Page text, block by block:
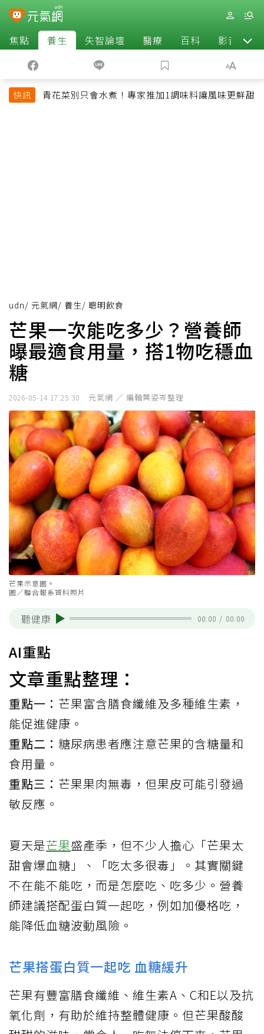
焦點 養生 失智論壇 醫療 百科 影音
快訊 青花菜別只會水煮！專家推加1調味料讓風味更鮮甜
udn/ 元氣網/ 養生/ 聰明飲食
芒果一次能吃多少？營養師
曝最適食用量，搭1物吃穩血
糖
2026-05-14 17:25:30 元氣網 ／ 編輯葉姿岑整理
芒果示意圖。
圖／聯合報系資料照片
聽健康 00:00 / 00:00
AI重點
文章重點整理：
重點一： 芒果富含膳食纖維及多種維生素，
能促進健康。
重點二： 糖尿病患者應注意芒果的含糖量和
食用量。
重點三： 芒果果肉無毒，但果皮可能引發過
敏反應。
夏天是芒果盛產季，但不少人擔心「芒果太
甜會爆血糖」、「吃太多很毒」。其實關鍵
不在能不能吃，而是怎麼吃、吃多少。營養
師建議搭配蛋白質一起吃，例如加優格吃，
能降低血糖波動風險。
芒果搭蛋白質一起吃 血糖緩升
芒果有豐富膳食纖維、維生素A、C和E以及抗
氧化劑，有助於維持整體健康。但芒果酸酸